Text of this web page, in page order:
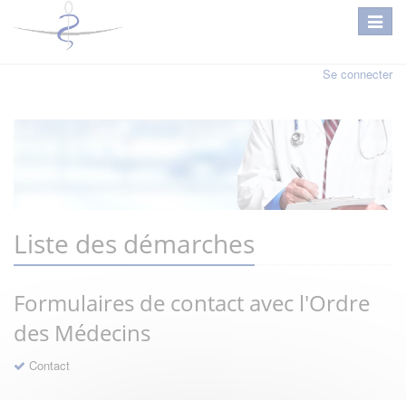
Se connecter
Liste des démarches
Formulaires de contact avec l'Ordre
des Médecins
Contact